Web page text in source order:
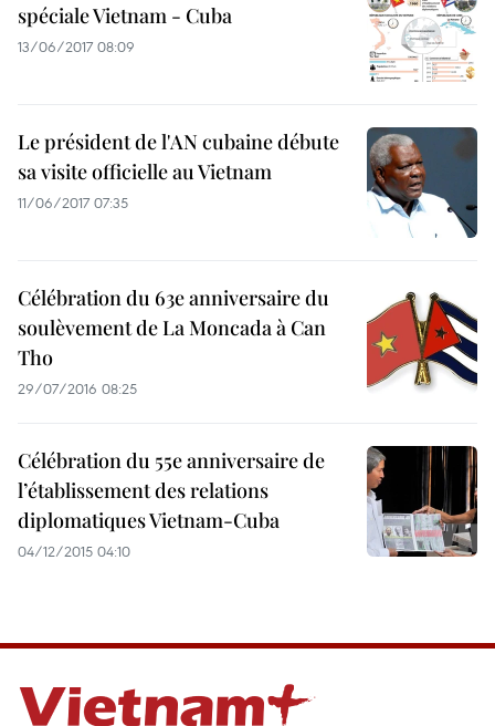
spéciale Vietnam - Cuba
13/06/2017 08:09
Le président de l'AN cubaine débute
sa visite officielle au Vietnam
11/06/2017 07:35
Célébration du 63e anniversaire du
soulèvement de La Moncada à Can
Tho
29/07/2016 08:25
Célébration du 55e anniversaire de
l’établissement des relations
diplomatiques Vietnam-Cuba
04/12/2015 04:10